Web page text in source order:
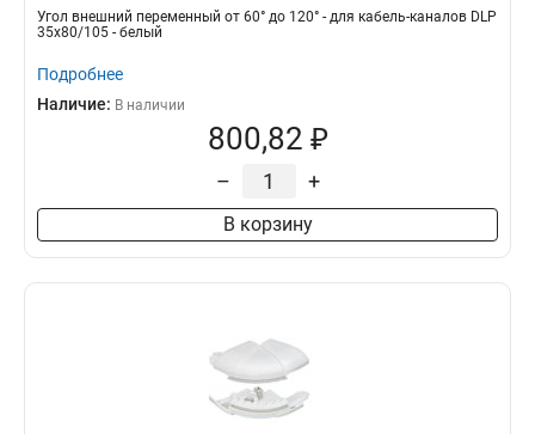
Угол внешний переменный от 60° до 120° - для кабель-каналов DLP
35х80/105 - белый
Подробнее
Наличие: В наличии
800,82 ₽
– +
В корзину